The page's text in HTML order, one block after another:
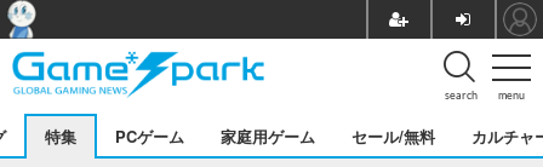
menu
search
特集 PCゲーム 家庭用ゲーム セール/無料 カルチャ